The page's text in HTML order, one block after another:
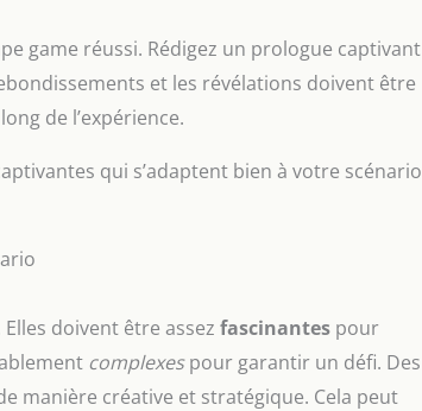
game réussi. Rédigez un prologue captivant
et les révélations doivent être
de l’expérience.
qui s’adaptent bien à votre scénario
doivent être assez fascinantes pour
complexespour garantir un défi. Des
manière créative et stratégique. Cela peut